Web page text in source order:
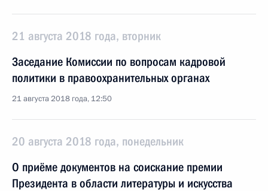
21 августа 2018 года, вторник
Заседание Комиссии по вопросам кадровой
политики в правоохранительных органах
21 августа 2018 года, 12:50
20 августа 2018 года, понедельник
О приёме документов на соискание премии
Президента в области литературы и искусства